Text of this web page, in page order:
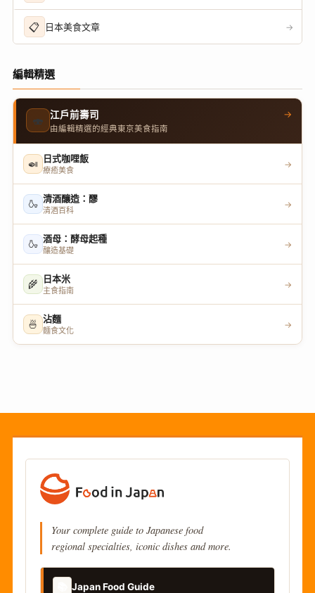
📋 日本美食文章 →
編輯精選
🍣 江戶前壽司
由編輯精選的經典東京美食指南
→
🍛 日式咖哩飯
療癒美食
→
🍶 清酒釀造：醪
清酒百科
→
🍶 酒母：酵母起種
釀造基礎
→
🌾 日本米
主食指南
→
🍜 沾麵
麵食文化
→
Your complete guide to Japanese food
regional specialties, iconic dishes and more.
Japan Food Guide